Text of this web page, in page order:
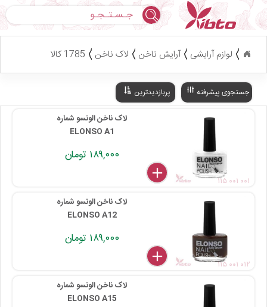
جستجو
لوازم آرایشی آرایش ناخن لاک ناخن 1785 کالا
جستجوی پیشرفته پربازدیدترین
لاک ناخن الونسو شماره
ELONSO A1
۱۸۹,۰۰۰ تومان
delete
remove
add
۱۱۵ ۰۰۱ ۰۰۱
لاک ناخن الونسو شماره
ELONSO A12
۱۸۹,۰۰۰ تومان
delete
remove
add
۱۱۵ ۰۰۱ ۰۱۲
لاک ناخن الونسو شماره
ELONSO A15